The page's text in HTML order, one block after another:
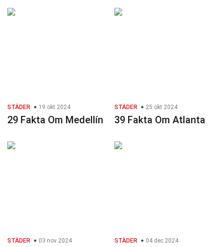
STÄDER 19 okt 2024
29 Fakta Om Medellín
STÄDER 25 okt 2024
39 Fakta Om Atlanta
STÄDER 03 nov 2024 STÄDER 04 dec 2024